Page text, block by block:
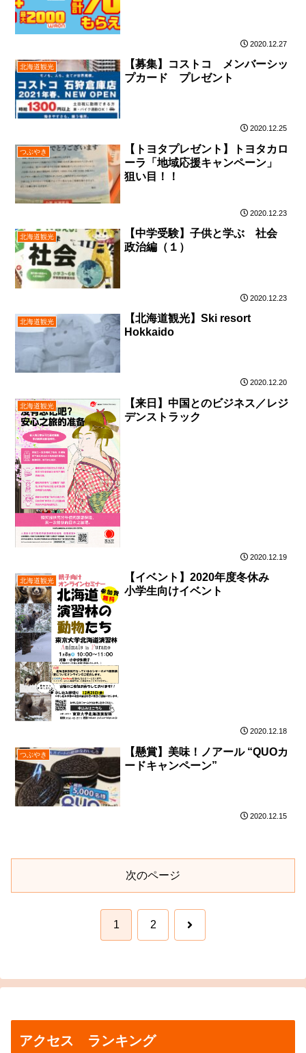
2020.12.27
北海道観光
【募集】コストコ メンバーシッ
プカード プレゼント
2020.12.25
つぶやき
【トヨタプレゼント】トヨタカロ
ーラ「地域応援キャンペーン」
狙い目！！
2020.12.23
北海道観光
【中学受験】子供と学ぶ 社会
政治編（１）
2020.12.23
北海道観光
【北海道観光】Ski resort
Hokkaido
2020.12.20
北海道観光
【来日】中国とのビジネス／レジ
デンストラック
2020.12.19
北海道観光
【イベント】2020年度冬休み
小学生向けイベント
2020.12.18
つぶやき
【懸賞】美味！ノアール “QUOカ
ードキャンペーン”
2020.12.15
次のページ
1 2 次
アクセス ランキング